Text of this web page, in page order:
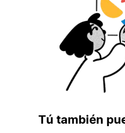
Tú también